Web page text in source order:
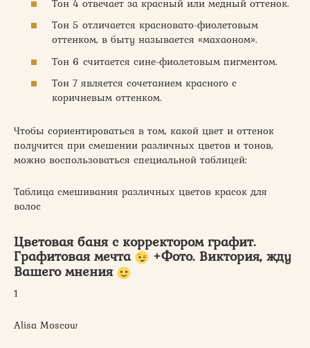
Тон 4 отвечает за красный или медный оттенок.
Тон 5 отличается красновато-фиолетовым
оттенком, в быту называется «махаоном».
Тон 6 считается сине-фиолетовым пигментом.
Тон 7 является сочетанием красного с
коричневым оттенком.
Чтобы сориентироваться в том, какой цвет и оттенок
получится при смешении различных цветов и тонов,
можно воспользоваться специальной таблицей:
Таблица смешивания различных цветов красок для
волос
Цветовая баня с корректором графит.
Графитовая мечта +Фото. Виктория, жду
Вашего мнения
1
Alisa Moscow